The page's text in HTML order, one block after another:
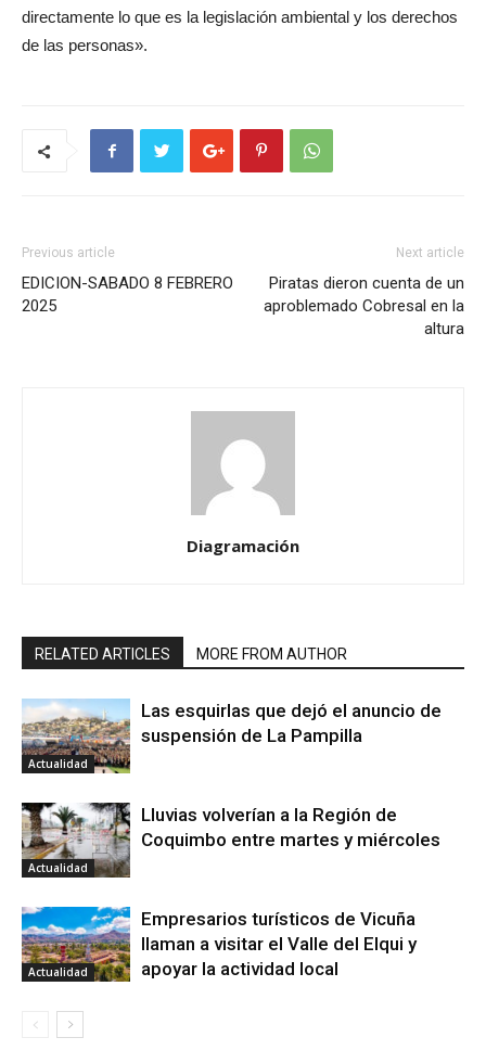
directamente lo que es la legislación ambiental y los derechos
de las personas».
Previous article
EDICION-SABADO 8 FEBRERO
2025
Next article
Piratas dieron cuenta de un
aproblemado Cobresal en la
altura
Diagramación
RELATED ARTICLES MORE FROM AUTHOR
Actualidad
Las esquirlas que dejó el anuncio de
suspensión de La Pampilla
Actualidad
Lluvias volverían a la Región de
Coquimbo entre martes y miércoles
Actualidad
Empresarios turísticos de Vicuña
llaman a visitar el Valle del Elqui y
apoyar la actividad local